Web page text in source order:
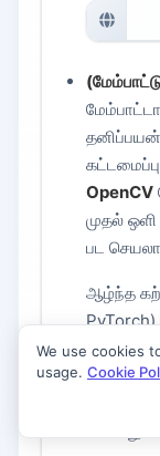
தனிப்பயன்
OpenCV
முதல்
பட
ஆழ்ந்த
PyTorch)
ஆனால்
We use cookies
usage. Cookie